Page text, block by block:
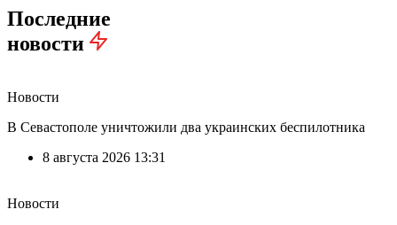
Последние
новости
Новости
В Севастополе уничтожили два украинских беспилотника
8 августа 2026 13:31
Новости